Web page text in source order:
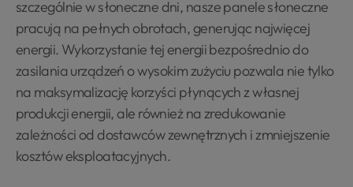
szczególnie w słoneczne dni, nasze panele słoneczne
pracują na pełnych obrotach, generując najwięcej
energii. Wykorzystanie tej energii bezpośrednio do
zasilania urządzeń o wysokim zużyciu pozwala nie tylko
na maksymalizację korzyści płynących z własnej
produkcji energii, ale również na zredukowanie
zależności od dostawców zewnętrznych i zmniejszenie
kosztów eksploatacyjnych.